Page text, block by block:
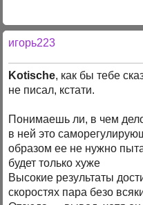
игорь223
Kotische, как бы тебе
не писал, кстати.
Понимаешь ли, в чем
в ней это
образом ее не нужно
будет только хуже
Высокие результаты
скоростях пара безо